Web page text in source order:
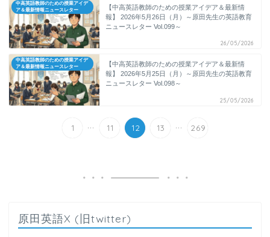
中高英語教師のための授業アイデ
ア＆最新情報ニュースレター
【中高英語教師のための授業アイデア＆最新情
報】 2026年5月26日（月）～原田先生の英語教育
ニュースレター Vol.099～
26/05/2026
中高英語教師のための授業アイデ
ア＆最新情報ニュースレター
【中高英語教師のための授業アイデア＆最新情
報】 2026年5月25日（月）～原田先生の英語教育
ニュースレター Vol.098～
25/05/2026
1 ... 11 12 13 ... 269
原田英語X (旧twitter)